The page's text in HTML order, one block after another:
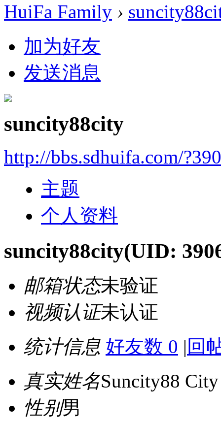
HuiFa Family ›
加为好友
发送消息
suncity88city
http://bbs.sdhuifa.com/
主题
个人资料
suncity88city(UID:
邮箱状态未验证
视频认证未认证
统计信息 好友数 0 | 回
真实姓名Suncity88 City
性别男